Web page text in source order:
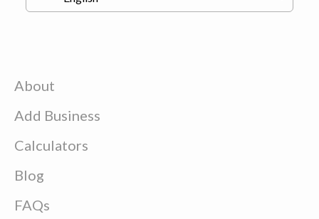
About
Add Business
Calculators
Blog
FAQs